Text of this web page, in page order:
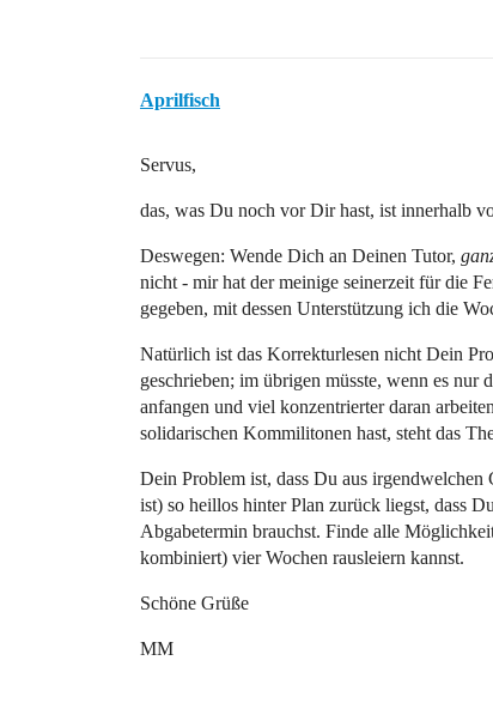
Aprilfisch
Servus,
das, was Du noch vor Dir hast, ist innerhalb
Deswegen: Wende Dich an Deinen Tutor,
nicht - mir hat der meinige seinerzeit für die
gegeben, mit dessen Unterstützung ich die
Natürlich ist das Korrekturlesen nicht Dein
geschrieben; im übrigen müsste, wenn es nur
anfangen und viel konzentrierter daran
solidarischen Kommilitonen hast, steht das
Dein Problem ist, dass Du aus
ist) so heillos hinter Plan zurück liegst, dass
Abgabetermin brauchst. Finde alle
kombiniert) vier Wochen rausleiern kannst.
Schöne Grüße
MM